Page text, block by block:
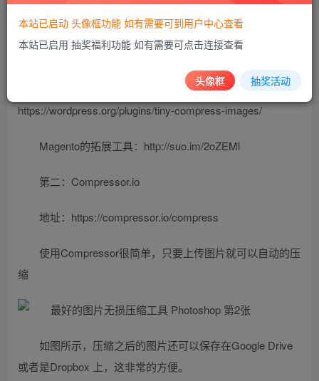
这个工具他同时支持对Jpg和Png的压缩。Tinypng也支
持Wordpress和magento的使用。
https://wordpress.org/plugins/tiny-compress-images/
Magento的拓展工具：http://suo.im/2oZEMl
第二： Compressor.io
地址：https://compressor.io/compress
使用Compressor很简单，只要上传图片就可以自动的压
缩
如图所示，压缩之后的图片还可以保存在Google Drive
或者是Dropbox 上，这非常的方便。
本站已启动 头像框功能 如有需要可到用户中心查看
本站已启用 抽奖福利功能 如有需要可点击连接查看
头像框 抽奖活动